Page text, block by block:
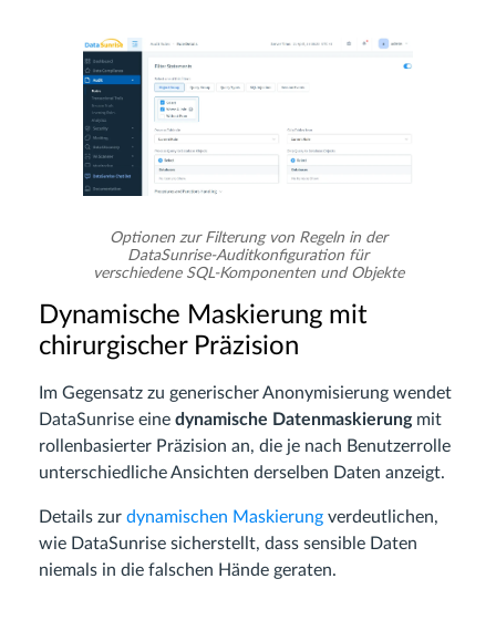
Optionen zur Filterung von Regeln in der
DataSunrise-Auditkonfiguration für
verschiedene SQL-Komponenten und Objekte
Dynamische Maskierung mit
chirurgischer Präzision
Im Gegensatz zu generischer Anonymisierung wendet
DataSunrise eine dynamische Datenmaskierungmit
rollenbasierter Präzision an, die je nach Benutzerrolle
unterschiedliche Ansichten derselben Daten anzeigt.
Details zur dynamischen Maskierung verdeutlichen,
wie DataSunrise sicherstellt, dass sensible Daten
niemals in die falschen Hände geraten.